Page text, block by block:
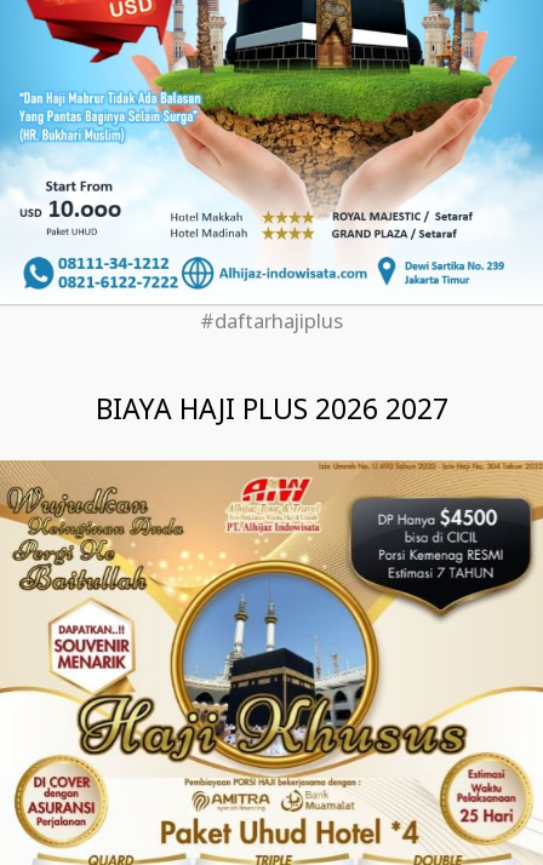
#daftarhajiplus
BIAYA HAJI PLUS 2026 2027